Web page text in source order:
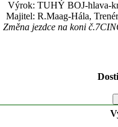
Výrok: TUHÝ BOJ-hlava-
Majitel: R.Maag-Hála,
Změna jezdce na koni